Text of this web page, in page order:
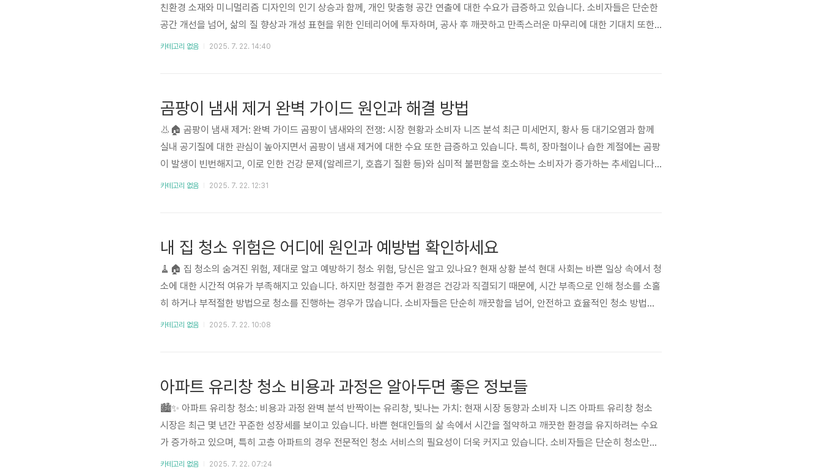
친환경 소재와 미니멀리즘 디자인의 인기 상승과 함께, 개인 맞춤형 공간 연출에 대한 수요가 급증하고 있습니다. 소비자들은 단순한
공간 개선을 넘어, 삶의 질 향상과 개성 표현을 위한 인테리어에 투자하며, 공사 후 깨끗하고 만족스러운 마무리에 대한 기대치 또한
높아지고 있습니다. 하지만 인테리어 공사 후 청소는 단순히 먼지를 제거하는 수준을 넘어, 건축 자재 잔해, 페인트 얼룩, 미세먼지 등
카테고리 없음 2025. 7. 22. 14:40
곰팡이 냄새 제거 완벽 가이드 원인과 해결 방법
👃🏠 곰팡이 냄새 제거: 완벽 가이드 곰팡이 냄새와의 전쟁: 시장 현황과 소비자 니즈 분석 최근 미세먼지, 황사 등 대기오염과 함께
실내 공기질에 대한 관심이 높아지면서 곰팡이 냄새 제거에 대한 수요 또한 급증하고 있습니다. 특히, 장마철이나 습한 계절에는 곰팡
이 발생이 빈번해지고, 이로 인한 건강 문제(알레르기, 호흡기 질환 등)와 심미적 불편함을 호소하는 소비자가 증가하는 추세입니다.
소비자들은 단순히 냄새만 제거하는 것이 아닌, 곰팡이 발생의 근본적인 원인을 해결하고, 안전하고 효과적인 제품을 선호합니다. 이
카테고리 없음 2025. 7. 22. 12:31
내 집 청소 위험은 어디에 원인과 예방법 확인하세요
🧹🏠 집 청소의 숨겨진 위험, 제대로 알고 예방하기 청소 위험, 당신은 알고 있나요? 현재 상황 분석 현대 사회는 바쁜 일상 속에서 청
소에 대한 시간적 여유가 부족해지고 있습니다. 하지만 청결한 주거 환경은 건강과 직결되기 때문에, 시간 부족으로 인해 청소를 소홀
히 하거나 부적절한 방법으로 청소를 진행하는 경우가 많습니다. 소비자들은 단순히 깨끗함을 넘어, 안전하고 효율적인 청소 방법에
대한 정보와 제품에 대한 니즈가 높아지고 있습니다. 특히 어린 자녀나 반려동물을 키우는 가정에서는 청소 용품의 화학 성분, 미세먼
카테고리 없음 2025. 7. 22. 10:08
아파트 유리창 청소 비용과 과정은 알아두면 좋은 정보들
🏙️✨ 아파트 유리창 청소: 비용과 과정 완벽 분석 반짝이는 유리창, 빛나는 가치: 현재 시장 동향과 소비자 니즈 아파트 유리창 청소
시장은 최근 몇 년간 꾸준한 성장세를 보이고 있습니다. 바쁜 현대인들의 삶 속에서 시간을 절약하고 깨끗한 환경을 유지하려는 수요
가 증가하고 있으며, 특히 고층 아파트의 경우 전문적인 청소 서비스의 필요성이 더욱 커지고 있습니다. 소비자들은 단순히 청소만이
아닌, 안전성, 전문성, 친환경 제품 사용 등에 대한 관심이 높아지고 있으며, 온라인 플랫폼을 통한 예약 및 가격 비교가 활발해지고 있
카테고리 없음 2025. 7. 22. 07:24